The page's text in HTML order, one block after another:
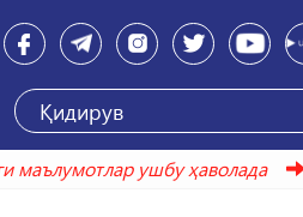
маълумотлар ушбу